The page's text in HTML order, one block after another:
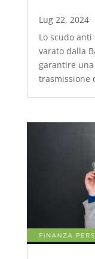
Lug 22, 2024
Lo scudo
varato dalla
garantire
trasmissione